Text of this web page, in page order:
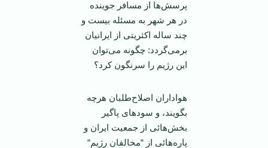
پرسش‌ها از مسافر جوينده
در هر شهر به مسئله بيست و
چند ساله اکثريتی از ايرانيان
برمی‌گردد: چگونه می‌توان
اين رژيم را سرنگون کرد؟
هواداران اصلاح‌طلبان هرچه
بگويند، و سودهای پاگير
بخش‌هائی از جمعيت ايران و
پاره‌هائی از “مخالفان رژيم“